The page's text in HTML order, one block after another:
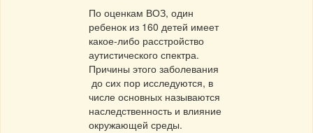
По оценкам ВОЗ, один
ребенок из 160 детей имеет
какое-либо расстройство
аутистического спектра.
Причины этого заболевания
до сих пор исследуются, в
числе основных называются
наследственность и влияние
окружающей среды.